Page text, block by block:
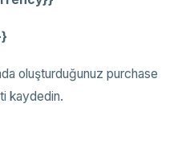
oluşturduğunuz purchase
kaydedin.